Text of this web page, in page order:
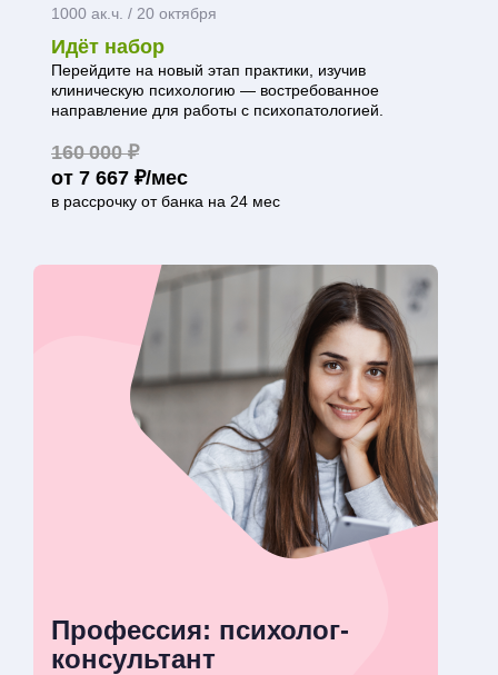
1000 ак.ч. / 20 октября
Идёт набор
Перейдите на новый этап практики, изучив
клиническую психологию — востребованное
направление для работы с психопатологией.
160 000 ₽
от 7 667 ₽/мес
в рассрочку от банка на 24 мес
Профессия: психолог-
консультант